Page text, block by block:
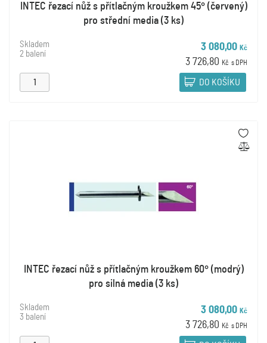
INTEC řezací nůž s přítlačným kroužkem 45° (červený)
pro střední media (3 ks)
Skladem
2 balení
3 080,00 Kč
3 726,80 Kč s DPH
DO KOŠÍKU
INTEC řezací nůž s přítlačným kroužkem 60° (modrý)
pro silná media (3 ks)
Skladem
3 balení
3 080,00 Kč
3 726,80 Kč s DPH